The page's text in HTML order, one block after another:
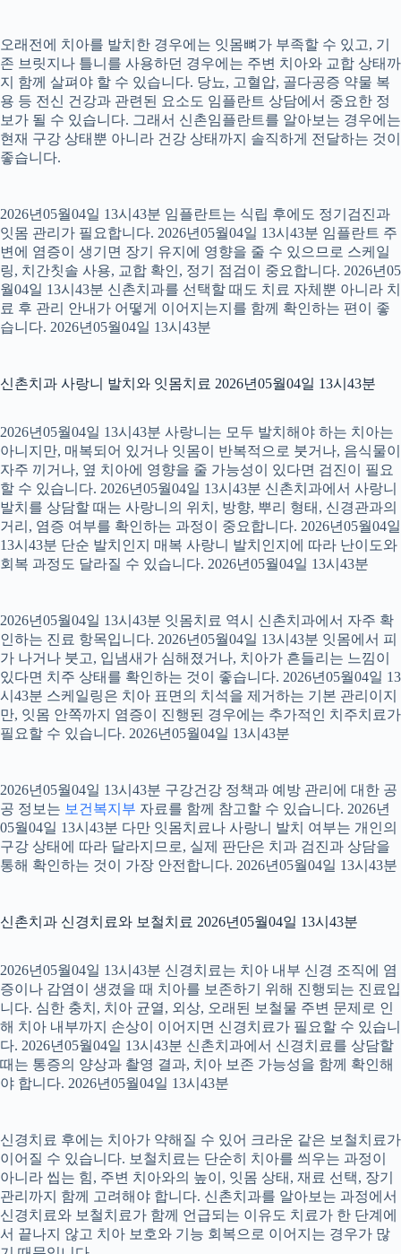
오래전에 치아를 발치한 경우에는 잇몸뼈가 부족할 수 있고, 기
존 브릿지나 틀니를 사용하던 경우에는 주변 치아와 교합 상태까
지 함께 살펴야 할 수 있습니다. 당뇨, 고혈압, 골다공증 약물 복
용 등 전신 건강과 관련된 요소도 임플란트 상담에서 중요한 정
보가 될 수 있습니다. 그래서 신촌임플란트를 알아보는 경우에는
현재 구강 상태뿐 아니라 건강 상태까지 솔직하게 전달하는 것이
좋습니다.
2026년05월04일 13시43분 임플란트는 식립 후에도 정기검진과
잇몸 관리가 필요합니다. 2026년05월04일 13시43분 임플란트 주
변에 염증이 생기면 장기 유지에 영향을 줄 수 있으므로 스케일
링, 치간칫솔 사용, 교합 확인, 정기 점검이 중요합니다. 2026년05
월04일 13시43분 신촌치과를 선택할 때도 치료 자체뿐 아니라 치
료 후 관리 안내가 어떻게 이어지는지를 함께 확인하는 편이 좋
습니다. 2026년05월04일 13시43분
신촌치과 사랑니 발치와 잇몸치료 2026년05월04일 13시43분
2026년05월04일 13시43분 사랑니는 모두 발치해야 하는 치아는
아니지만, 매복되어 있거나 잇몸이 반복적으로 붓거나, 음식물이
자주 끼거나, 옆 치아에 영향을 줄 가능성이 있다면 검진이 필요
할 수 있습니다. 2026년05월04일 13시43분 신촌치과에서 사랑니
발치를 상담할 때는 사랑니의 위치, 방향, 뿌리 형태, 신경관과의
거리, 염증 여부를 확인하는 과정이 중요합니다. 2026년05월04일
13시43분 단순 발치인지 매복 사랑니 발치인지에 따라 난이도와
회복 과정도 달라질 수 있습니다. 2026년05월04일 13시43분
2026년05월04일 13시43분 잇몸치료 역시 신촌치과에서 자주 확
인하는 진료 항목입니다. 2026년05월04일 13시43분 잇몸에서 피
가 나거나 붓고, 입냄새가 심해졌거나, 치아가 흔들리는 느낌이
있다면 치주 상태를 확인하는 것이 좋습니다. 2026년05월04일 13
시43분 스케일링은 치아 표면의 치석을 제거하는 기본 관리이지
만, 잇몸 안쪽까지 염증이 진행된 경우에는 추가적인 치주치료가
필요할 수 있습니다. 2026년05월04일 13시43분
2026년05월04일 13시43분 구강건강 정책과 예방 관리에 대한 공
공 정보는 보건복지부 자료를 함께 참고할 수 있습니다. 2026년
05월04일 13시43분 다만 잇몸치료나 사랑니 발치 여부는 개인의
구강 상태에 따라 달라지므로, 실제 판단은 치과 검진과 상담을
통해 확인하는 것이 가장 안전합니다. 2026년05월04일 13시43분
신촌치과 신경치료와 보철치료 2026년05월04일 13시43분
2026년05월04일 13시43분 신경치료는 치아 내부 신경 조직에 염
증이나 감염이 생겼을 때 치아를 보존하기 위해 진행되는 진료입
니다. 심한 충치, 치아 균열, 외상, 오래된 보철물 주변 문제로 인
해 치아 내부까지 손상이 이어지면 신경치료가 필요할 수 있습니
다. 2026년05월04일 13시43분 신촌치과에서 신경치료를 상담할
때는 통증의 양상과 촬영 결과, 치아 보존 가능성을 함께 확인해
야 합니다. 2026년05월04일 13시43분
신경치료 후에는 치아가 약해질 수 있어 크라운 같은 보철치료가
이어질 수 있습니다. 보철치료는 단순히 치아를 씌우는 과정이
아니라 씹는 힘, 주변 치아와의 높이, 잇몸 상태, 재료 선택, 장기
관리까지 함께 고려해야 합니다. 신촌치과를 알아보는 과정에서
신경치료와 보철치료가 함께 언급되는 이유도 치료가 한 단계에
서 끝나지 않고 치아 보호와 기능 회복으로 이어지는 경우가 많